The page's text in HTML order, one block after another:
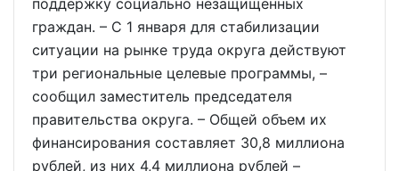
поддержку социально незащищенных
граждан. – С 1 января для стабилизации
ситуации на рынке труда округа действуют
три региональные целевые программы, –
сообщил заместитель председателя
правительства округа. – Общей объем их
финансирования составляет 30,8 миллиона
рублей, из них 4,4 миллиона рублей –